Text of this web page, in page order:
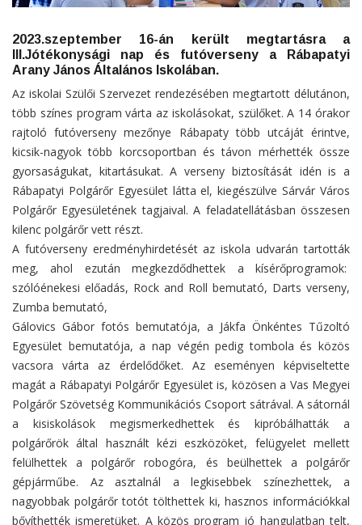
2023.szeptember 16-án került megtartásra a
III.Jótékonysági nap és futóverseny a Rábapatyi
Arany János Általános Iskolában.
Az iskolai Szülői Szervezet rendezésében megtartott délutánon,
több színes program várta az iskolásokat, szülőket. A 14 órakor
rajtoló futóverseny mezőnye Rábapaty több utcáját érintve,
kicsik-nagyok több korcsoportban és távon mérhették össze
gyorsaságukat, kitartásukat. A verseny biztosítását idén is a
Rábapatyi Polgárőr Egyesület látta el, kiegészülve Sárvár Város
Polgárőr Egyesületének tagjaival. A feladatellátásban összesen
kilenc polgárőr vett részt.
A futóverseny eredményhirdetését az iskola udvarán tartották
meg, ahol ezután megkezdődhettek a kísérőprogramok:
szólóénekesi előadás, Rock and Roll bemutató, Darts verseny,
Zumba bemutató,
Gálovics Gábor fotós bemutatója, a Jákfa Önkéntes Tűzoltó
Egyesület bemutatója, a nap végén pedig tombola és közös
vacsora várta az érdelődőket. Az eseményen képviseltette
magát a Rábapatyi Polgárőr Egyesület is, közösen a Vas Megyei
Polgárőr Szövetség Kommunikációs Csoport sátrával. A sátornál
a kisiskolások megismerkedhettek és kipróbálhatták a
polgárőrök által használt kézi eszközöket, felügyelet mellett
felülhettek a polgárőr robogóra, és beülhettek a polgárőr
gépjárműbe. Az asztalnál a legkisebbek színezhettek, a
nagyobbak polgárőr totót tölthettek ki, hasznos információkkal
bővíthették ismeretüket. A közös program jó hangulatban telt,